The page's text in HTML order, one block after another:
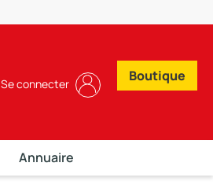
Se connecter Boutique
Annuaire